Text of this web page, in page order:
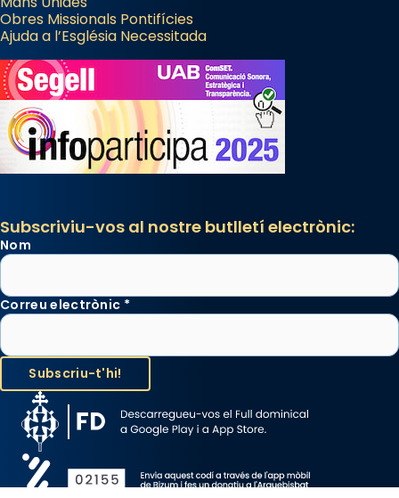
Obres Missionals Pontifícies
Ajuda a l’Església Necessitada
Subscriviu-vos al nostre butlletí electrònic:
Nom
Correu electrònic *